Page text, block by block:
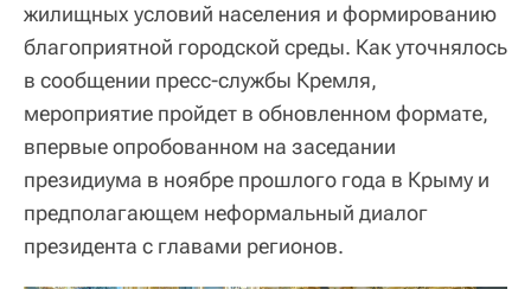
жилищных условий населения и формированию
благоприятной городской среды. Как уточнялось
в сообщении пресс-службы Кремля,
мероприятие пройдет в обновленном формате,
впервые опробованном на заседании
президиума в ноябре прошлого года в Крыму и
предполагающем неформальный диалог
президента с главами регионов.